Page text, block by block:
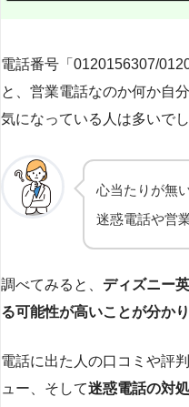
電話番号「0120156307/
と、営業電話なのか何か自
気になっている人は多いでし
心当たりが無
迷惑電話や営
調べてみると、 ディズニー
る可能性が高いことが分かり
電話に出た人の口コミや評
ュー、そして迷惑電話の対